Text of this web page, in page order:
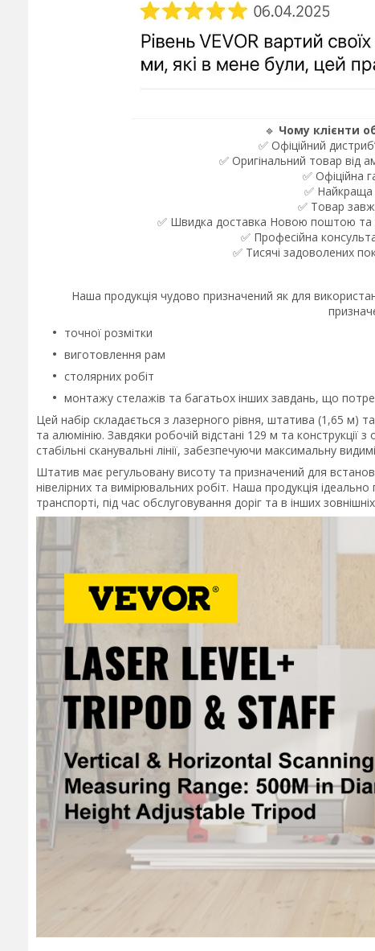
🔹 Чому клієнти
✅ Офіційний
✅ Оригінальний товар від
✅ Офіційна
✅ Найкраща
✅ Товар
✅ Швидка доставка Новою поштою та у
✅ Професійна
✅ Тисячі задоволених
Наша продукція чудово призначений як для
точної розмітки
виготовлення рам
столярних робіт
монтажу стелажів та багатьох інших завдань,​ що
Цей набір складається з лазерного рівня,​ штатива (1,65 м)​
та алюмінію.​ Завдяки робочій відстані 129 м та конструкції
стабільні сканувальні лінії,​ забезпечуючи максимальну
Штатив має регульовану висоту та призначений для
нівелірних та вимірювальних робіт.​ Наша продукція
транспорті,​ під час обслуговування доріг та в інших